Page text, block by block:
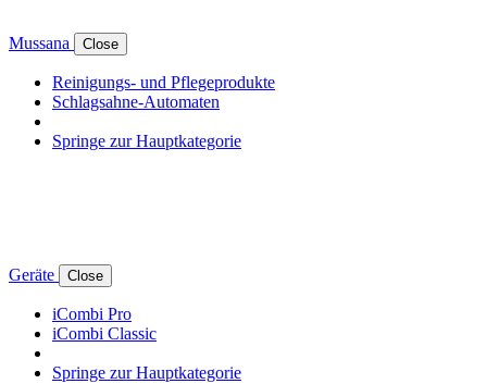
Mussana Close
Reinigungs- und Pflegeprodukte
Schlagsahne-Automaten
Springe zur Hauptkategorie
Geräte Close
iCombi Pro
iCombi Classic
Springe zur Hauptkategorie